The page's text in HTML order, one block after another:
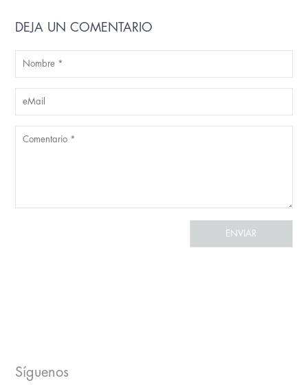
DEJA UN COMENTARIO
Síguenos